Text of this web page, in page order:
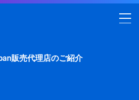
販売代理店のご紹介